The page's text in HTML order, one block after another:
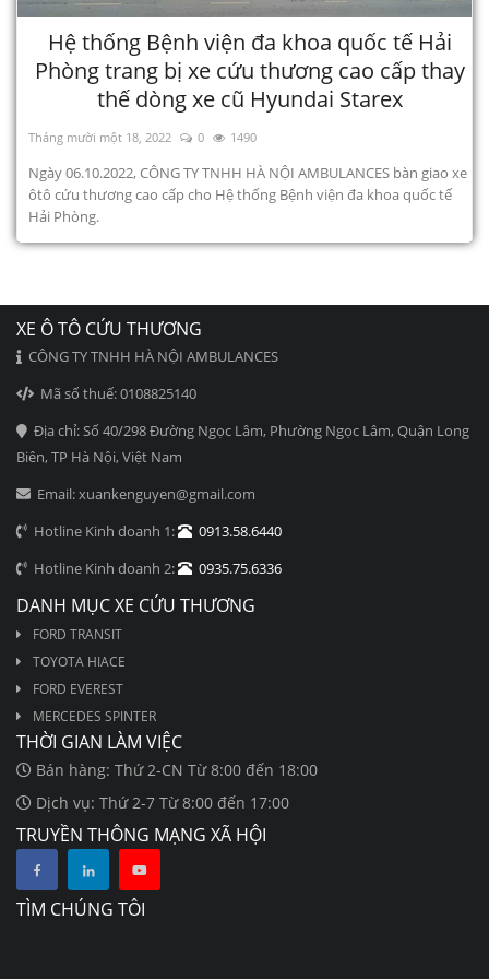
Hệ thống Bệnh viện đa khoa quốc tế Hải
Phòng trang bị xe cứu thương cao cấp thay
thế dòng xe cũ Hyundai Starex
Tháng mười một 18, 2022 0 1490
Ngày 06.10.2022, CÔNG TY TNHH HÀ NỘI AMBULANCES bàn giao xe
ôtô cứu thương cao cấp cho Hệ thống Bệnh viện đa khoa quốc tế
Hải Phòng.
XE Ô TÔ CỨU THƯƠNG
CÔNG TY TNHH HÀ NỘI AMBULANCES
Mã số thuế: 0108825140
Địa chỉ: Số 40/298 Đường Ngọc Lâm, Phường Ngọc Lâm, Quận Long
Biên, TP Hà Nội, Việt Nam
Email: xuankenguyen@gmail.com
Hotline Kinh doanh 1:
0913.58.6440
Hotline Kinh doanh 2:
0935.75.6336
DANH MỤC XE CỨU THƯƠNG
FORD TRANSIT
TOYOTA HIACE
FORD EVEREST
MERCEDES SPINTER
THỜI GIAN LÀM VIỆC
Bán hàng: Thứ 2-CN Từ 8:00 đến 18:00
Dịch vụ: Thứ 2-7 Từ 8:00 đến 17:00
TRUYỀN THÔNG MẠNG XÃ HỘI
TÌM CHÚNG TÔI